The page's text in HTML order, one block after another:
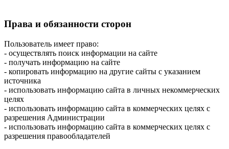
Права и обязанности сторон
Пользователь имеет право:
- осуществлять поиск информации на сайте
- получать информацию на сайте
- копировать информацию на другие сайты с указанием
источника
- использовать информацию сайта в личных некоммерческих
целях
- использовать информацию сайта в коммерческих целях с
разрешения Администрации
- использовать информацию сайта в коммерческих целях с
разрешения правообладателей